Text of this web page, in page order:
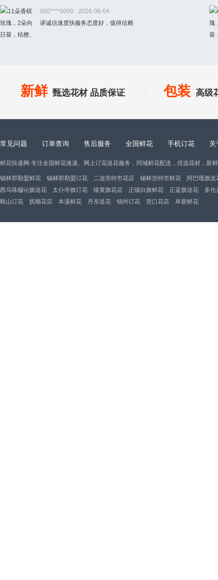
000****0000
2026-06-04
讲诚信速度快服务态度好，值得信赖
新鲜 甄选花材 品质保证 包装 高级
常见问题 订单查询 售后服务 全国鲜花 手机订花 关
鲜花快递网-专注全国鲜花速递、网上订花送花服务，同城鲜花配送，优选花材，新
锡林郭勒盟鲜花 锡林郭勒盟订花 二连浩特市花店 锡林浩特市鲜花
阿巴嘎旗送
西乌珠穆沁旗送花
太仆寺旗订花 镶黄旗花店 正镶白旗鲜花 正蓝旗送花
多伦
鞍山订花
抚顺花店 本溪鲜花 丹东送花 锦州订花 营口花店 阜新鲜花